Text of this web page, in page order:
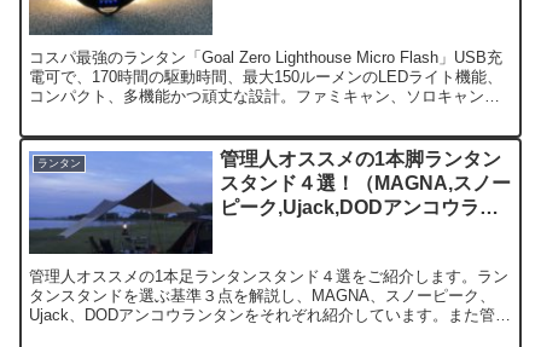
コスパ最強のランタン「Goal Zero Lighthouse Micro Flash」USB充
電可で、170時間の駆動時間、最大150ルーメンのLEDライト機能、
コンパクト、多機能かつ頑丈な設計。ファミキャン、ソロキャン、
ランタン
管理人オススメの1本脚ランタン
スタンド４選！（MAGNA,スノー
ピーク,Ujack,DODアンコウラン
管理人オススメの1本足ランタンスタンド４選をご紹介します。ラン
タンスタンドを選ぶ基準３点を解説し、MAGNA、スノーピーク、
Ujack、DODアンコウランタンをそれぞれ紹介しています。また管理